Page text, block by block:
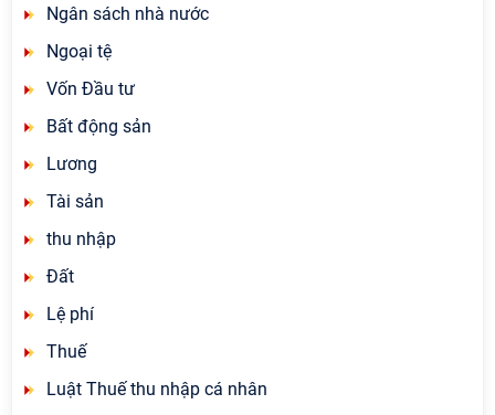
Ngân sách nhà nước
Ngoại tệ
Vốn Đầu tư
Bất động sản
Lương
Tài sản
thu nhập
Đất
Lệ phí
Thuế
Luật Thuế thu nhập cá nhân